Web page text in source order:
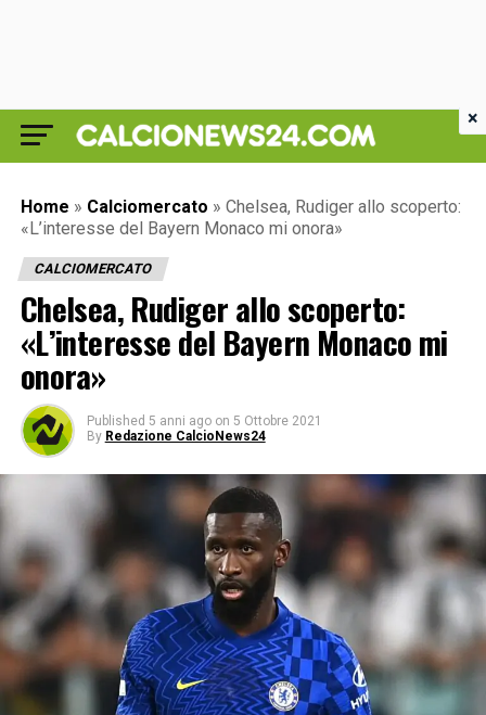
Home » Calciomercato » Chelsea, Rudiger allo scoperto:
«L’interesse del Bayern Monaco mi onora»
CALCIOMERCATO
Chelsea, Rudiger allo scoperto:
«L’interesse del Bayern Monaco mi
onora»
Published 5 anni ago on 5 Ottobre 2021
By Redazione CalcioNews24
×